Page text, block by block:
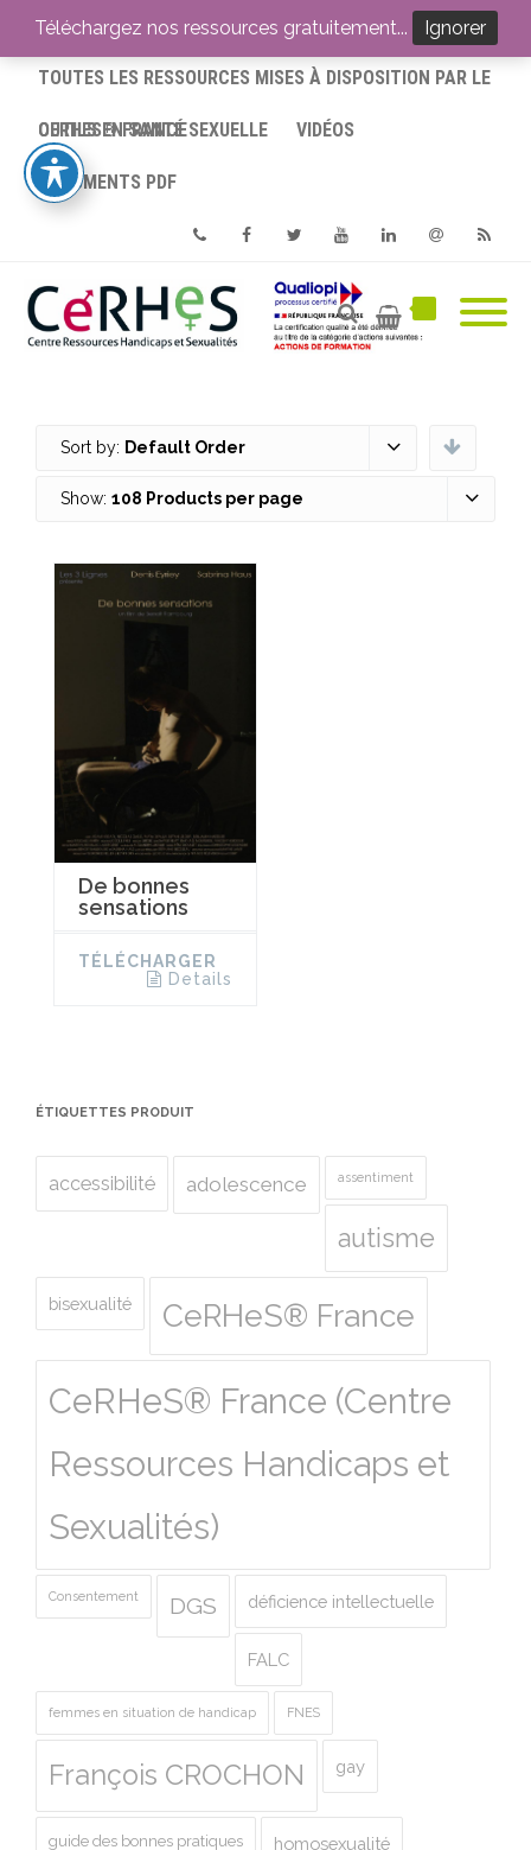
ACCUEIL
TOUTES LES RESSOURCES MISES À DISPOSITION PAR LE
CERHES® FRANCE
OUTILS EN SANTÉ SEXUELLE VIDÉOS
DOCUMENTS PDF
PhoneFacebookTwitterYoutube
Sort by: Default Order
Show: 108 Products per page
De bonnes
sensations
TÉLÉCHARGER
Details
ÉTIQUETTES PRODUIT
accessibilité adolescence assentiment
autisme
bisexualité CeRHeS® France
CeRHeS® France (Centre
Ressources Handicaps et
Sexualités)
Consentement DGS déficience intellectuelle
FALC
femmes en situation de handicap FNES
François CROCHON gay
guide des bonnes pratiques homosexualité
Téléchargez nos ressources gratuitement... Ignorer